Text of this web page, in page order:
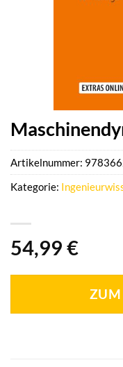
54,99 €
ZUM
Artikelnummer:
Kategorie: